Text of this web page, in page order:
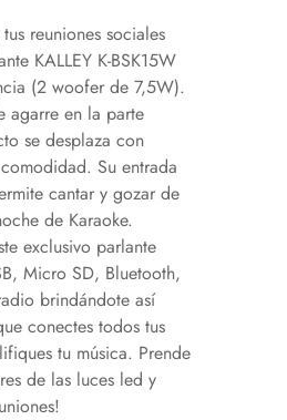
reuniones sociales
KALLEY K-BSK15W
(2 woofer de 7,5W).
agarre en la parte
se desplaza con
Su entrada
cantar y gozar de
de Karaoke.
exclusivo parlante
Micro SD, Bluetooth,
brindándote así
conectes todos tus
tu música. Prende
de las luces led y